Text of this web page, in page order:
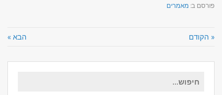
פורסם ב: מאמרים
« הקודם הבא »
חיפוש